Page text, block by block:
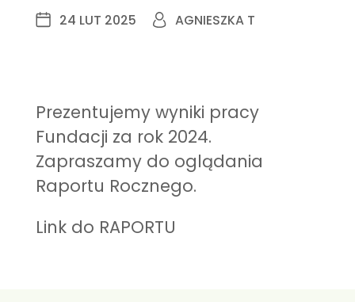
24 LUT 2025 AGNIESZKA T
Prezentujemy wyniki pracy
Fundacji za rok 2024.
Zapraszamy do oglądania
Raportu Rocznego.
Link do RAPORTU